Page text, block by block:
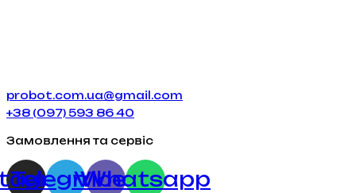
probot.com.ua@gmail.com
+38 (097) 593 86 40
Замовлення та сервіс
Telegram
Viber
Whatsapp